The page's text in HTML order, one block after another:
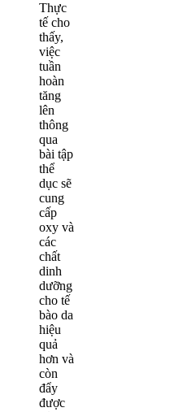
Thực
tế cho
thấy,
việc
tuần
hoàn
tăng
lên
thông
qua
bài tập
thể
dục sẽ
cung
cấp
oxy và
các
chất
dinh
dưỡng
cho tế
bào da
hiệu
quả
hơn và
còn
đẩy
được